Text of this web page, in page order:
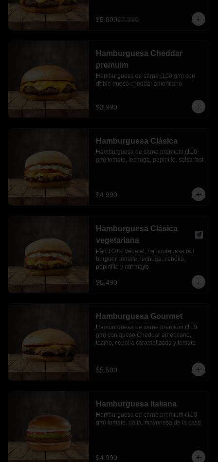
$5.000$7.980
Hamburguesa Cheddar
premuim
Hamburguesa de carne (100 gm) con
doble queso cheddar americano
$3.990
Hamburguesa Clásica
Hamburguesa de carne premium (110
gm) tomate, lechuga, pepinillo, salsa fast
$4.990
Hamburguesa Clásica
vegetariana
Pan 100% vegetal, hamburguesa not
burguer, tomate, lechuga, cebolla,
pepinillo y not mayo
$5.490
Hamburguesa Gourmet
Hamburguesa de carne premium (110
gm) con queso Cheddar americano,
tocino, cebolla caramelizada y tomate.
$5.500
Hamburguesa Italiana
Hamburguesa de carne premium (110
gm) tomate, palta, mayonesa de la casa
$4.990